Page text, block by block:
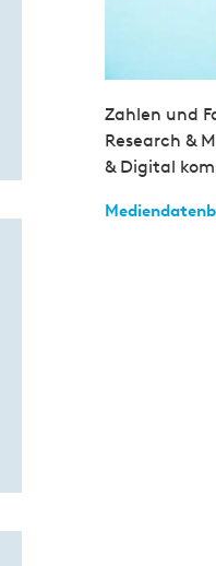
Zahlen und
Research &
& Digital